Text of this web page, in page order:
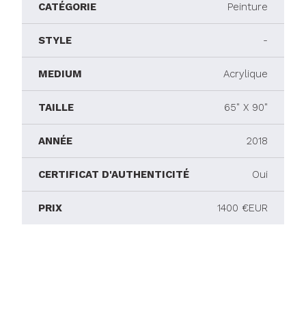
CATÉGORIE Peinture
STYLE -
MEDIUM Acrylique
TAILLE 65" X 90"
ANNÉE 2018
CERTIFICAT D'AUTHENTICITÉ Oui
PRIX 1400 €EUR